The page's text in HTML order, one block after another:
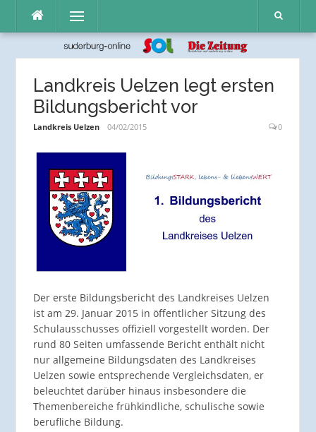
Inhalt
Menü
Landkreis Uelzen legt ersten
Bildungsbericht vor
Landkreis Uelzen 04/02/2015 0
Der erste Bildungsbericht des Landkreises Uelzen
ist am 29. Januar 2015 in öffentlicher Sitzung des
Schulausschusses offiziell vorgestellt worden. Der
rund 80 Seiten umfassende Bericht enthält nicht
nur allgemeine Bildungsdaten des Landkreises
Uelzen sowie entsprechende Vergleichsdaten, er
beleuchtet darüber hinaus insbesondere die
Themenbereiche frühkindliche, schulische sowie
berufliche Bildung.